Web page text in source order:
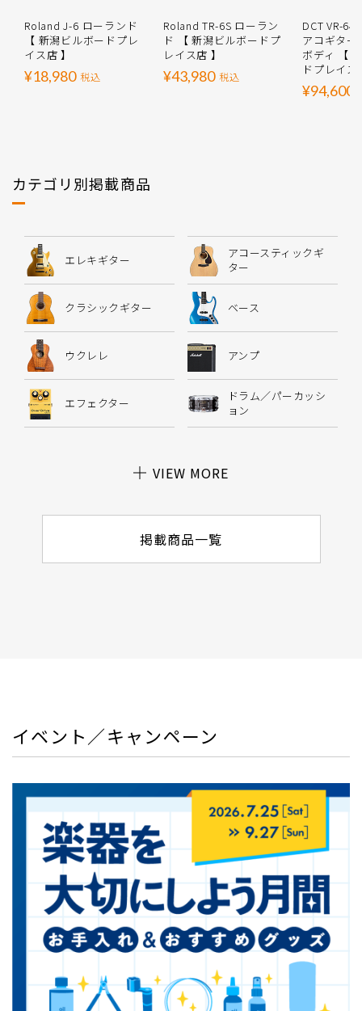
Roland J-6 ローランド
【 新潟ビルボードプレ
イス店 】
¥18,980 税込
Roland TR-6S ローラン
ド 【 新潟ビルボードプ
レイス店 】
¥43,980 税込
DCT VR-
アコギター
ボディ 【
ドプレイス
¥94,600
カテゴリ別掲載商品
エレキギター
アコースティックギ
ター
クラシックギター ベース
ウクレレ アンプ
エフェクター
ドラム／パーカッシ
ョン
VIEW MORE
掲載商品一覧
イベント／キャンペーン